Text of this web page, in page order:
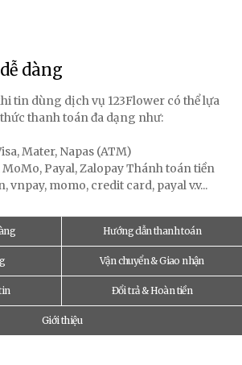
dàng
tin dùng dịch vụ 123Flower có thể lựa
thanh toán đa dạng như:
Mater, Napas (ATM)
MoMo, Payal, Zalopay Thánh toán tiền
vnpay, momo, credit card, payal v.v...
Hướng dẫn thanh toán
Vận chuyển & Giao nhận
Đổi trả & Hoàn tiền
Giới thiệu